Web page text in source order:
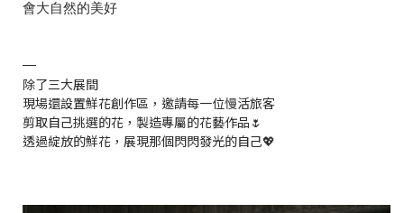
會大自然的美好
—
除了三大展間
現場還設置鮮花創作區，邀請每一位慢活旅客
剪取自己挑選的花，製造專屬的花藝作品🌷
透過綻放的鮮花，展現那個閃閃發光的自己💖